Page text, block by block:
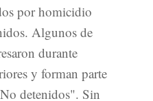
por homicidio
Algunos de
durante
y forman parte
detenidos". Sin